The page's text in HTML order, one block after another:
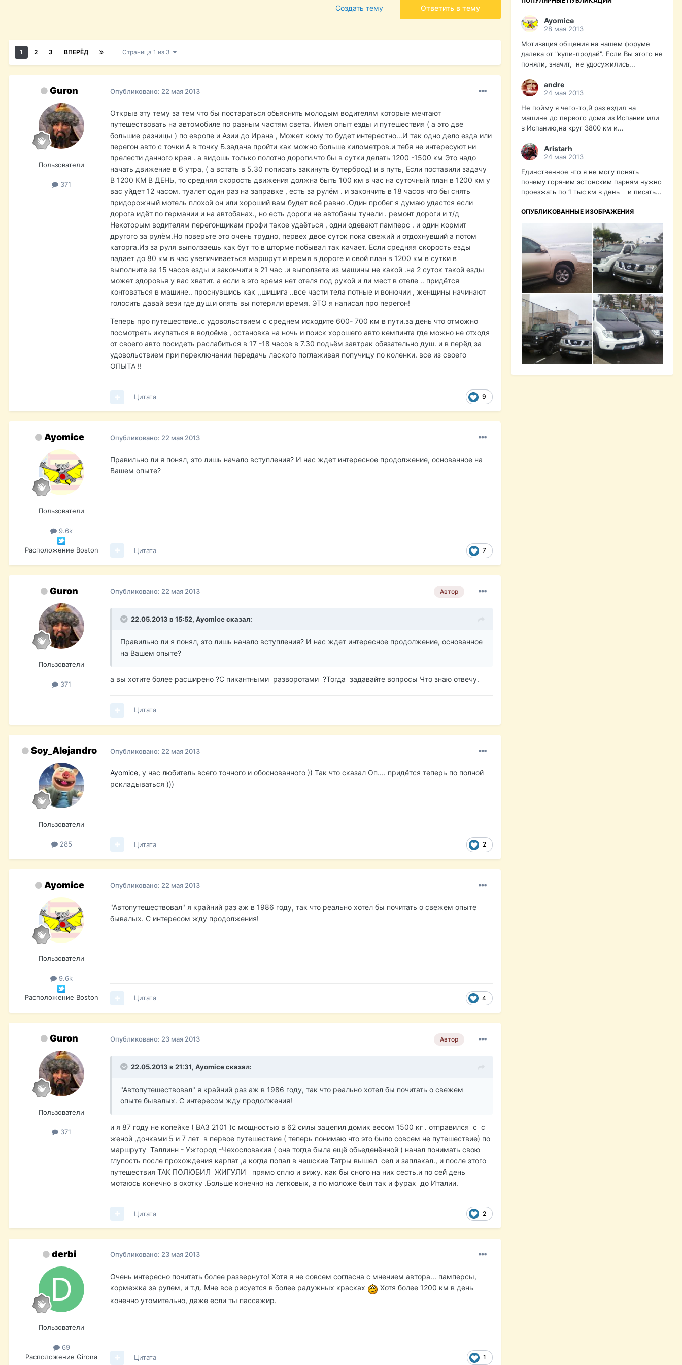
Ответить в тему
Создать тему
1 2 3 ВПЕРЁД Страница 1 из 3
Guron
Пользователи
371
Опубликовано: 22 мая 2013
Открыв эту тему за тем что бы постараться обьяснить молодым водителям которые мечтают
путешествовать на автомобиле по разным частям света. Имея опыт езды и путешествия ( а это две
большие разницы ) по европе и Азии до Ирана , Может кому то будет интерестно...И так одно дело езда или
перегон авто с точки А в точку Б.задача пройти как можно больше километров.и тебя не интересуют ни
прелести данного края . а видошь только полотно дороги.что бы в сутки делать 1200 -1500 км Это надо
начать движение в 6 утра, ( а встать в 5.30 пописать закинуть бутерброд) и в путь, Если поставили задачу
В 1200 КМ В ДЕНЬ, то средняя скорость движения должна быть 100 км в час на суточный план в 1200 км у
вас уйдет 12 часом. туалет один раз на заправке , есть за рулём . и закончить в 18 часов что бы снять
придорожный мотель плохой он или хороший вам будет всё равно .Один пробег я думаю удастся если
дорога идёт по германии и на автобанах., но есть дороги не автобаны тунели . ремонт дороги и т/д
Некоторым водителям перегонщикам профи такое удаёться , одни одевают памперс . и один кормит
другого за рулём.Но поверьте это очень трудно, первех двое суток пока свежий и отдохнувший а потом
каторга.Из за руля выползаешь как бут то в шторме побывал так качает. Если средняя скорость езды
падает до 80 км в час увеличиваеться маршрут и время в дороге и свой план в 1200 км в сутки в
выполните за 15 часов езды и закончити в 21 час .и выползете из машины не какой .на 2 суток такой езды
может здоровья у вас хватит. а если в это время нет отеля под рукой и ли мест в отеле .. придётся
контоваться в машине.. проснувшись как ,,шишига ..все части тела потные и вонючии , женщины начинают
голосить давай вези где душ.и опять вы потеряли время. ЭТО я написал про перегон!
Теперь про путешествие..с удовольствием с среднем исходите 600- 700 км в пути.за день что отможно
посмотреть икупаться в водоёме , остановка на ночь и поиск хорошего авто кемпинта где можно не отходя
от своего авто посидеть раслабиться в 17 -18 часов в 7.30 подьём завтрак обязательно душ. и в перёд за
удовольствием при переключании передачь лаского поглаживая попучицу по коленки. все из своего
ОПЫТА !!
9
Цитата
Ayomice
Пользователи
9.6k
Расположение Boston
Опубликовано: 22 мая 2013
Правильно ли я понял, это лишь начало вступления? И нас ждет интересное продолжение, основанное на
Вашем опыте?
7
Цитата
Guron
Пользователи
371
Автор
Опубликовано: 22 мая 2013
22.05.2013 в 15:52, Ayomice сказал:
Правильно ли я понял, это лишь начало вступления? И нас ждет интересное продолжение, основанное
на Вашем опыте?
а вы хотите более расширено ?С пикантными разворотами ?Тогда задавайте вопросы Что знаю отвечу.
Цитата
Soy_Alejandro
Пользователи
285
Опубликовано: 22 мая 2013
Ayomice, у нас любитель всего точного и обоснованного )) Так что сказал Оп.... придётся теперь по полной
рскладываться )))
2
Цитата
Ayomice
Пользователи
9.6k
Расположение Boston
Опубликовано: 22 мая 2013
"Автопутешествовал" я крайний раз аж в 1986 году, так что реально хотел бы почитать о свежем опыте
бывалых. С интересом жду продолжения!
4
Цитата
Guron
Пользователи
371
Автор
Опубликовано: 23 мая 2013
22.05.2013 в 21:31, Ayomice сказал:
"Автопутешествовал" я крайний раз аж в 1986 году, так что реально хотел бы почитать о свежем
опыте бывалых. С интересом жду продолжения!
и я 87 году не копейке ( ВАЗ 2101 )с мощностью в 62 силы зацепил домик весом 1500 кг . отправился с с
женой ,дочками 5 и 7 лет в первое путешествие ( теперь понимаю что это было совсем не путешествие) по
маршруту Таллинн - Ужгород -Чехословакия ( она тогда была ещё обьеденённой ) начал понимать свою
глупость после прохождения карпат ,а когда попал в чешские Татры вышел сел и заплакал., и после зтого
путешествия ТАК ПОЛЮБИЛ ЖИГУЛИ прямо сплю и вижу. как бы сного на них сесть.и по сей день
мотаюсь конечно в охотку .Больше конечно на легковых, а по моложе был так и фурах до Италии.
2
Цитата
derbi
Пользователи
69
Расположение Girona
Опубликовано: 23 мая 2013
Очень интересно почитать более развернуто! Хотя я не совсем согласна с мнением автора... памперсы,
кормежка за рулем, и т.д. Мне все рисуется в более радужных красках
Хотя более 1200 км в день
конечно утомительно, даже если ты пассажир.
1
Цитата
Ayomice
28 мая 2013
Мотивация общения на нашем форуме
далека от "купи-продай". Если Вы этого не
поняли, значит, не удосужились...
andre
24 мая 2013
Не пойму я чего-то,9 раз ездил на
машине до первого дома из Испании или
в Испанию,на круг 3800 км и...
Aristarh
24 мая 2013
Единственное что я не могу понять
почему горячим эстонским парням нужно
проезжать по 1 тыс км в день и писать...
ОПУБЛИКОВАННЫЕ ИЗОБРАЖЕНИЯ